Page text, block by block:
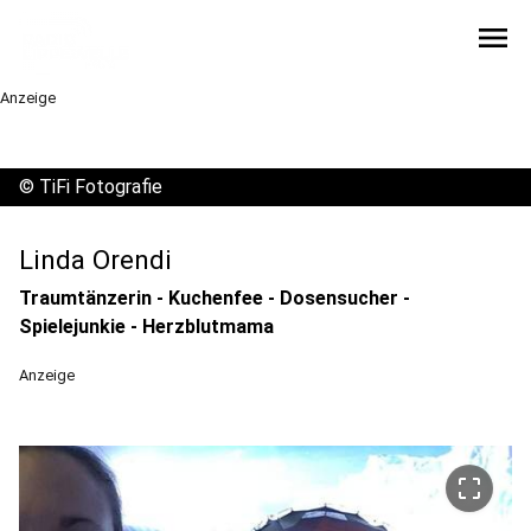
menu
Anzeige
© TiFi Fotografie
Linda Orendi
Traumtänzerin - Kuchenfee - Dosensucher -
Spielejunkie - Herzblutmama
Anzeige
crop_free